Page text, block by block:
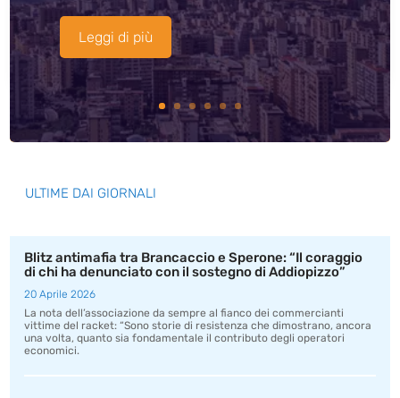
Leggi di più
ULTIME DAI GIORNALI
Blitz antimafia tra Brancaccio e Sperone: “Il coraggio
di chi ha denunciato con il sostegno di Addiopizzo”
20 Aprile 2026
La nota dell’associazione da sempre al fianco dei commercianti
vittime del racket: “Sono storie di resistenza che dimostrano, ancora
una volta, quanto sia fondamentale il contributo degli operatori
economici.